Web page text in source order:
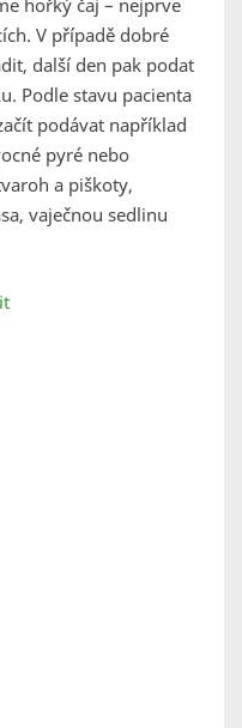
hořký čaj – nejprve
V případě dobré
další den pak podat
Podle stavu pacienta
podávat například
pyré nebo
a piškoty,
vaječnou sedlinu